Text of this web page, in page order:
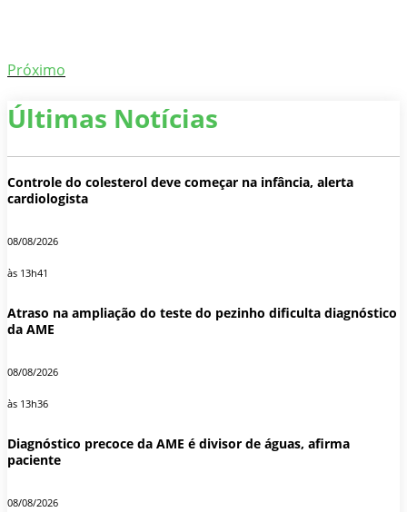
Próximo
Últimas Notícias
Controle do colesterol deve começar na infância, alerta
cardiologista
08/08/2026
às 13h41
Atraso na ampliação do teste do pezinho dificulta diagnóstico
da AME
08/08/2026
às 13h36
Diagnóstico precoce da AME é divisor de águas, afirma
paciente
08/08/2026